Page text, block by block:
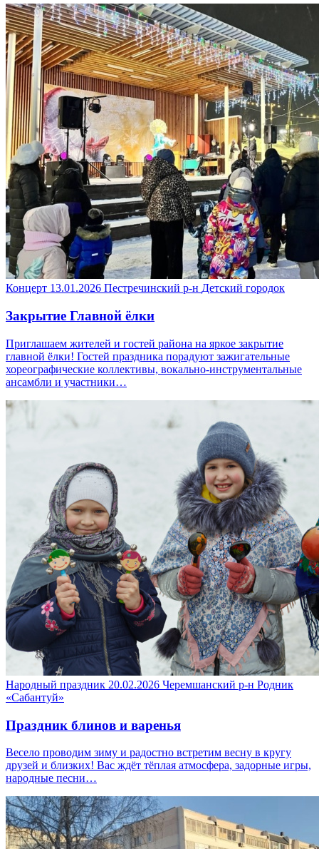
Концерт 13.01.2026 Пестречинский р-н Детский городок
Закрытие Главной ёлки
Приглашаем жителей и гостей района на яркое закрытие
главной ёлки! Гостей праздника порадуют зажигательные
хореографические коллективы, вокально-инструментальные
ансамбли и участники…
Народный праздник 20.02.2026 Черемшанский р-н Родник
«Сабантуй»
Праздник блинов и варенья
Весело проводим зиму и радостно встретим весну в кругу
друзей и близких! Вас ждёт тёплая атмосфера, задорные игры,
народные песни…